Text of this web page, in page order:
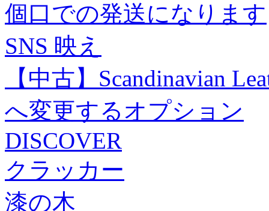
個口での発送になります
SNS 映え
【中古】Scandinavian
へ変更するオプション
DISCOVER
クラッカー
漆の木